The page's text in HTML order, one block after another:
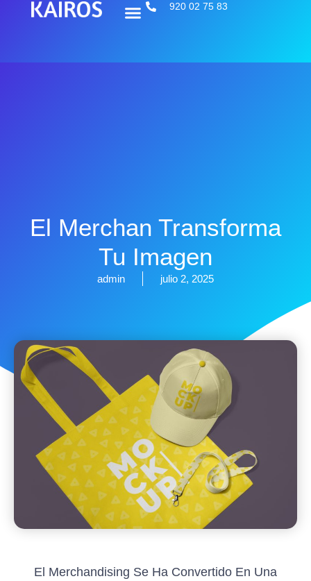
920 02 75 83
El Merchan Transforma
Tu Imagen
admin julio 2, 2025
El Merchandising Se Ha Convertido En Una